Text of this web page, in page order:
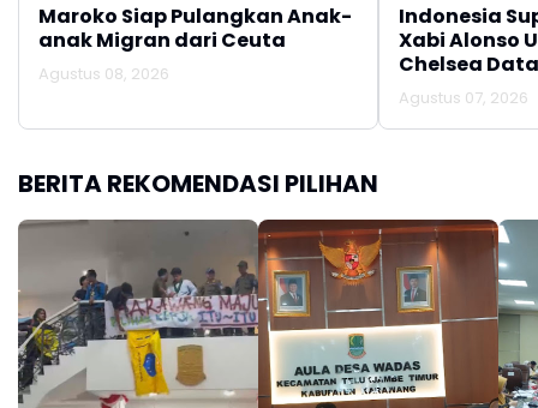
Maroko Siap Pulangkan Anak-
anak Migran dari Ceuta
Agustus 08, 2026
Indonesia
Xabi Alonso
Chelsea
Agustus 07, 2026
BERITA REKOMENDASI PILIHAN